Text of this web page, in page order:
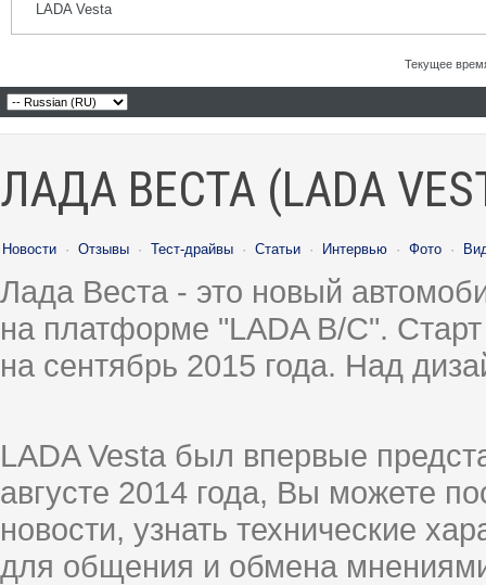
LADA Vesta
Текущее
ЛАДА ВЕСТА (LADA
Новости · Отзывы · Тест-драйвы · Статьи · Интервью · Фото ·
Лада Веста - это новый
на платформе "LADA B/C".
на сентябрь 2015 года. Над
LADA Vesta был впервые
августе 2014 года, Вы можете
новости, узнать технические
для общения и обмена